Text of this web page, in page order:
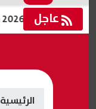
عاجل الجلوس
الرئيسية